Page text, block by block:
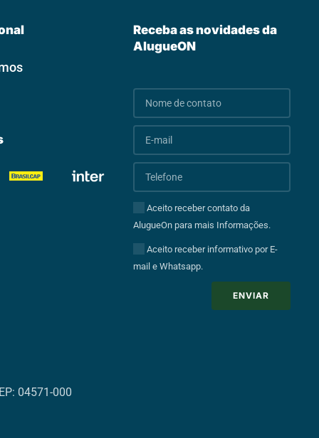
Receba as novidades da
AlugueON
Aceito receber contato da
AlugueOn para mais Informações.
Aceito receber informativo por E-
mail e Whatsapp.
ENVIAR
04571-000